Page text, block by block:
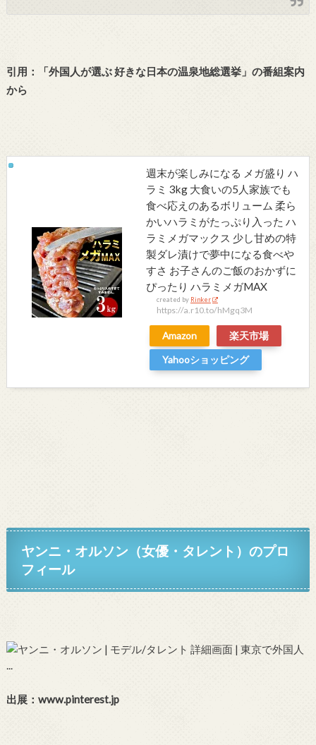
引用：「外国人が選ぶ 好きな日本の温泉地総選挙」の番組案内
から
週末が楽しみになる メガ盛り ハ
ラミ 3kg 大食いの5人家族でも
食べ応えのあるボリューム 柔ら
かいハラミがたっぷり入った ハ
ラミメガマックス 少し甘めの特
製ダレ漬けで夢中になる食べや
すさ お子さんのご飯のおかずに
ぴったり ハラミメガMAX
created by Rinker
https://a.r10.to/hMgq3M
Amazon
楽天市場
Yahooショッピング
ヤンニ・オルソン（女優・タレント）のプロ
フィール
出展：www.pinterest.jp